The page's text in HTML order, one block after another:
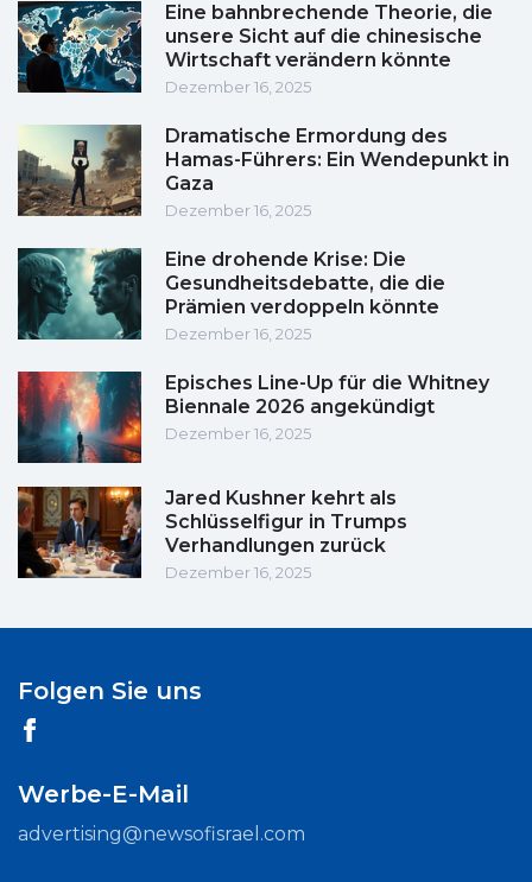
Eine bahnbrechende Theorie, die
unsere Sicht auf die chinesische
Wirtschaft verändern könnte
Dezember 16, 2025
Dramatische Ermordung des
Hamas-Führers: Ein Wendepunkt in
Gaza
Dezember 16, 2025
Eine drohende Krise: Die
Gesundheitsdebatte, die die
Prämien verdoppeln könnte
Dezember 16, 2025
Episches Line-Up für die Whitney
Biennale 2026 angekündigt
Dezember 16, 2025
Jared Kushner kehrt als
Schlüsselfigur in Trumps
Verhandlungen zurück
Dezember 16, 2025
Folgen Sie uns
Werbe-E-Mail
advertising@newsofisrael.com